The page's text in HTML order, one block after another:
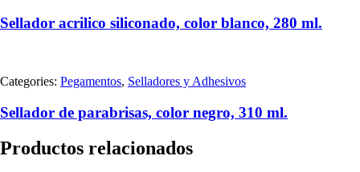
Sellador acrilico siliconado, color blanco, 280 ml.
Categories: Pegamentos, Selladores y Adhesivos
Sellador de parabrisas, color negro, 310 ml.
Productos relacionados